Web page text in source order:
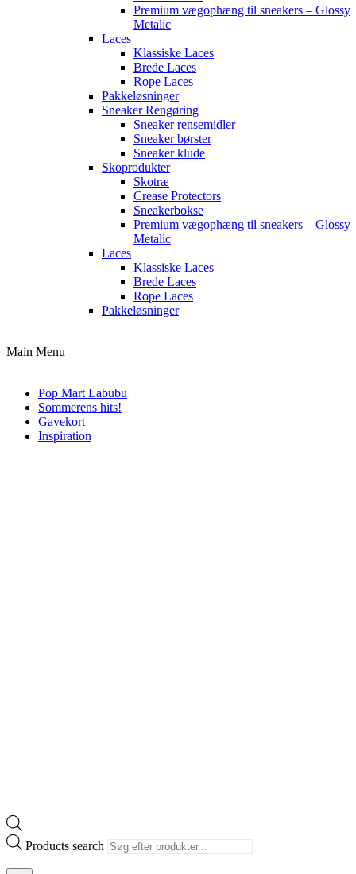
Premium vægophæng til sneakers – Glossy
Metalic
Laces
Klassiske Laces
Brede Laces
Rope Laces
Pakkeløsninger
Sneaker Rengøring
Sneaker rensemidler
Sneaker børster
Sneaker klude
Skoprodukter
Skotræ
Crease Protectors
Sneakerbokse
Premium vægophæng til sneakers – Glossy
Metalic
Laces
Klassiske Laces
Brede Laces
Rope Laces
Pakkeløsninger
Main Menu
Pop Mart Labubu
Sommerens hits!
Gavekort
Inspiration
Products search